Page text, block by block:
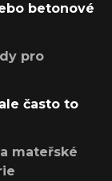
betonové
pro
často to
mateřské